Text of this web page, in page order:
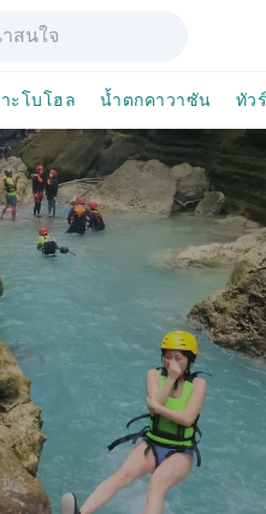
าะโบโฮล น้ำตกคาวาซัน ทัว